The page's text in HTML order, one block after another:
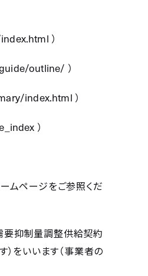
）
outline/ ）
index.html ）
）
ムページをご参照くだ
抑制量調整供給契約
をいいます（事業者の